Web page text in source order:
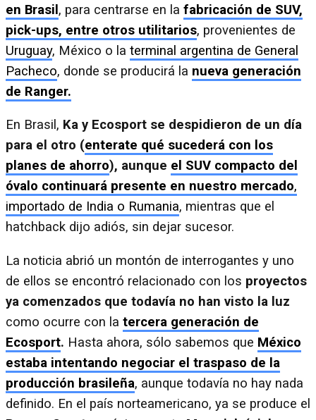
en Brasil , para centrarse en la fabricación de SUV,
pick-ups, entre otros utilitarios, provenientes de
Uruguay, México o la terminal argentina de General
Pacheco, donde se producirá la nueva generación
de Ranger.
En Brasil, Ka y Ecosport se despidieron de un día
para el otro (enterate qué sucederá con los
planes de ahorro), aunque el SUV compacto del
óvalo continuará presente en nuestro mercado,
importado de India o Rumania, mientras que el
hatchback dijo adiós, sin dejar sucesor.
La noticia abrió un montón de interrogantes y uno
de ellos se encontró relacionado con los proyectos
ya comenzados que todavía no han visto la luz
como ocurre con la tercera generación de
Ecosport. Hasta ahora, sólo sabemos que México
estaba intentando negociar el traspaso de la
producción brasileña, aunque todavía no hay nada
definido. En el país norteamericano, ya se produce el